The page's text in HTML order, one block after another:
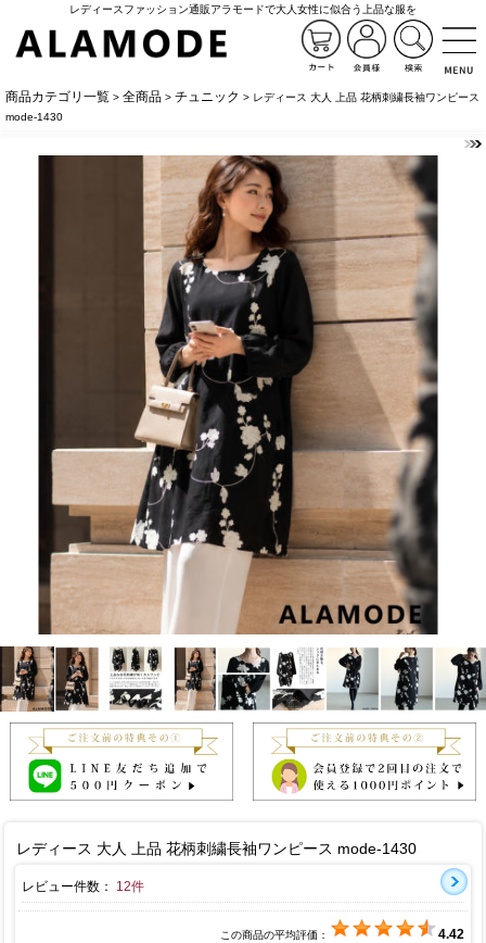
レディースファッション通販アラモードで大人女性に似合う上品な服を
商品カテゴリ一覧 > 全商品 > チュニック > レディース 大人 上品 花柄刺繍長袖ワンピース
mode-1430
レディース 大人 上品 花柄刺繍長袖ワンピース mode-1430
レビュー件数： 12件
この商品の平均評価： 4.42